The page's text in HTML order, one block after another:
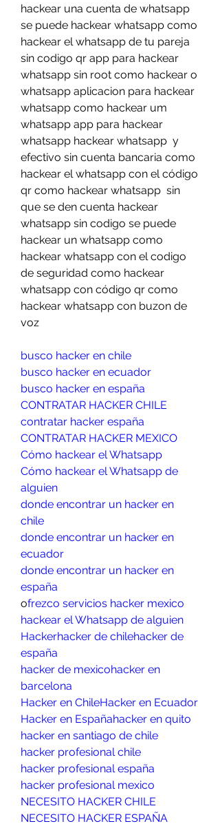
hackear una cuenta de whatsapp
se puede hackear whatsapp como
hackear el whatsapp de tu pareja
sin codigo qr app para hackear
whatsapp sin root como hackear o
whatsapp aplicacion para hackear
whatsapp como hackear um
whatsapp app para hackear
whatsapp hackear whatsapp  y
efectivo sin cuenta bancaria como
hackear el whatsapp con el código
qr como hackear whatsapp  sin
que se den cuenta hackear
whatsapp sin codigo se puede
hackear un whatsapp como
hackear whatsapp con el codigo
de seguridad como hackear
whatsapp con código qr como
hackear whatsapp con buzon de
voz
busco hacker en chile
busco hacker en ecuador
busco hacker en españa
CONTRATAR HACKER CHILE
contratar hacker españa
CONTRATAR HACKER MEXICO
Cómo hackear el Whatsapp
Cómo hackear el Whatsapp de
alguien
donde encontrar un hacker en
chile
donde encontrar un hacker en
ecuador
donde encontrar un hacker en
españa
ofrezco servicios hacker mexico
hackear el Whatsapp de alguien
Hackerhacker de chilehacker de
españa
hacker de mexicohacker en
barcelona
Hacker en ChileHacker en Ecuador
Hacker en Españahacker en quito
hacker en santiago de chile
hacker profesional chile
hacker profesional españa
hacker profesional mexico
NECESITO HACKER CHILE
NECESITO HACKER ESPAÑA